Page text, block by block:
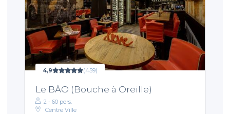
4,9 (459)
Le BÀO (Bouche à Oreille)
2 - 60 pers.
Centre Ville